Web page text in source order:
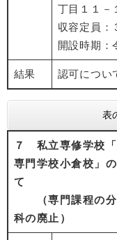
丁目１１－
収容定員：
開設時期：
結果 認可につい
表
７ 私立専修学校
専門学校小倉校」
て
（専門課程の分
科の廃止）